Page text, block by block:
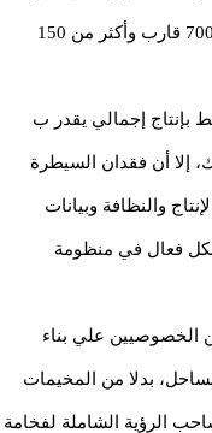
و سريع حيث تجاوز أسطوله حتى الآن أكثر 7000 قارب وأكثر من 150
ووسيط بإنتاج إجمالي يقدر ب
إلا أن فقدان السيطرة
والنظافة وبيانات
فعال في منظومة
الخصوصيين علي بناء
بدلا من المخيمات
الرؤية الشاملة لفخامة